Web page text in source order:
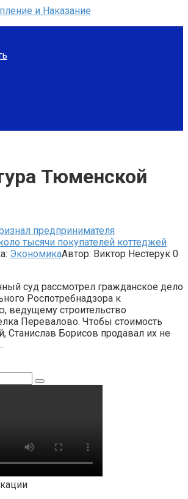
Тюменской
предпринимателя
тысячи покупателей коттеджей
ЭкономикаАвтор: Виктор Нестерук 0
суд рассмотрел гражданское дело
Роспотребнадзора к
ведущему строительство
Перевалово. Чтобы стоимость
Станислав Борисов продавал их не